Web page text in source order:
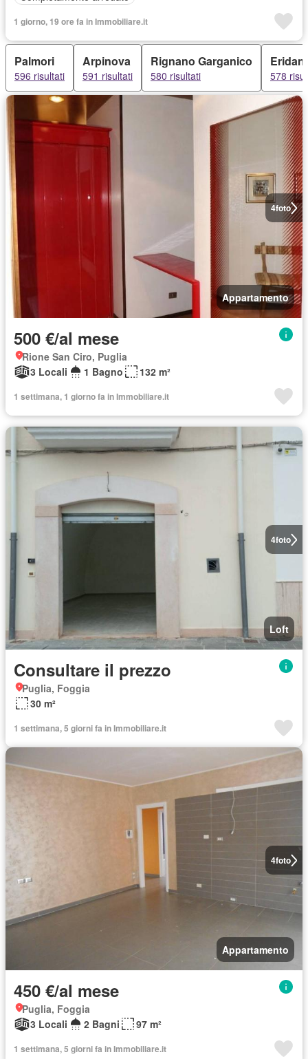
1 giorno, 19 ore fa in Immobiliare.it
Palmori
596 risultati
Arpinova
591 risultati
Rignano Garganico
580 risultati 578
4foto
Appartamento
500 €/al mese
Rione San Ciro, Puglia
3 Locali
1 Bagno 132 m²
1 settimana, 1 giorno fa in Immobiliare.it
4foto
Loft
Consultare il prezzo
Puglia, Foggia
30 m²
1 settimana, 5 giorni fa in Immobiliare.it
4foto
Appartamento
450 €/al mese
Puglia, Foggia
3 Locali
2 Bagni 97 m²
1 settimana, 5 giorni fa in Immobiliare.it